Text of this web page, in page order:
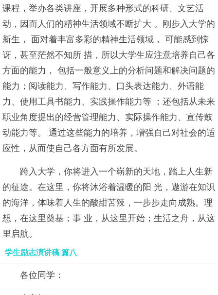
课程，举办各类讲座，开展多种形式的科研、文艺活
动，因而人们的精神生活领域不断扩大 。刚步入大学的
新生， 面对着丰富多彩的精神生活领域， 可能感到惊
讶，甚至茫然不知所 措，所以大学生应注意培养自己各
方面的能力， 包括一般意义上的分析问题和解决问题的
能力；阅读能力、写作能力、口头表达能力、外语能
力、使用工具书能力、实践操作能力等 ；还包括从未来
职业角度提出的经营管理能力、实际操作能力、宣传鼓
动能力等。 通过这些能力的培养，增强自己对社会的适
应性，从而使自己各方面有所发展。
跨入大学，你将进入一个崭新的天地，踏上人生新
的征途。在这里，你将沐浴着温暖的阳 光，遨游在知识
的海洋，体味着人生的酸甜苦辣，一步步走向成熟。理
想，在这里奠基；事 业，从这里开始；生活之舟，从这
里启航。
学生励志演讲稿 篇八
各位同学：